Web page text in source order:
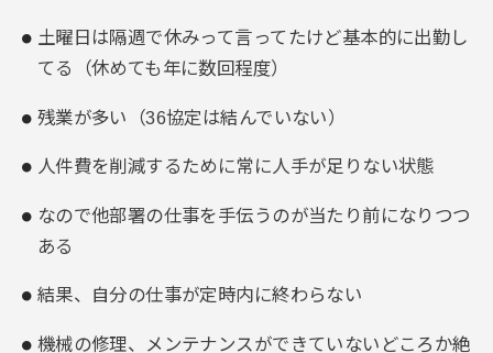
土曜日は隔週で休みって言ってたけど基本的に出勤し
てる（休めても年に数回程度）
残業が多い（36協定は結んでいない）
人件費を削減するために常に人手が足りない状態
なので他部署の仕事を手伝うのが当たり前になりつつ
ある
結果、自分の仕事が定時内に終わらない
機械の修理、メンテナンスができていないどころか絶